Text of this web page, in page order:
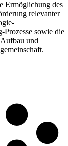
Ermöglichung des
relevanter
Prozesse sowie die
und